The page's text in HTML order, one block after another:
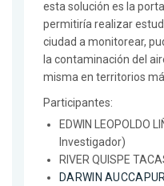
esta solución es la
permitiría realizar
ciudad a monitorear,
la contaminación del
misma en territorios
Participantes:
EDWIN LEOPOLDO
Investigador)
RIVER QUISPE
DARWIN